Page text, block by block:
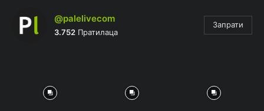
@palelivecom
3.752 Пратилаца
Запрати